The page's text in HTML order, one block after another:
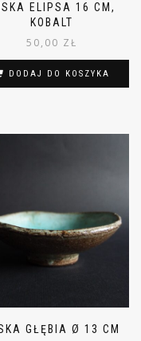
ELIPSA 16 CM,
KOBALT
50,00 ZŁ
DODAJ DO KOSZYKA
GŁĘBIA Ø 13 CM